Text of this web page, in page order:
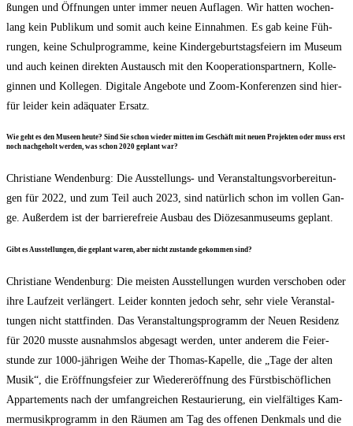
ßun­gen und Öff­nun­gen unter immer neu­en Auf­la­gen. Wir hat­ten wochen­
lang kein Publi­kum und somit auch kei­ne Ein­nah­men. Es gab kei­ne Füh­
run­gen, kei­ne Schul­pro­gram­me, kei­ne Kin­der­ge­burts­tags­fei­ern im Muse­um
und auch kei­nen direk­ten Aus­tausch mit den Koope­ra­ti­ons­part­nern, Kol­le­
gin­nen und Kol­le­gen. Digi­ta­le Ange­bo­te und Zoom-Kon­fe­ren­zen sind hier­
für lei­der kein adäqua­ter Ersatz.
Wie geht es den Muse­en heu­te? Sind Sie schon wie­der mit­ten im Geschäft mit neu­en Pro­jek­ten oder muss erst
noch nach­ge­holt wer­den, was schon 2020 geplant war?
Chris­tia­ne Wen­den­burg: Die Aus­stel­lungs- und Ver­an­stal­tungs­vor­be­rei­tun­
gen für 2022, und zum Teil auch 2023, sind natür­lich schon im vol­len Gan­
ge. Außer­dem ist der bar­rie­re­freie Aus­bau des Diö­ze­san­mu­se­ums geplant.
Gibt es Aus­stel­lun­gen, die geplant waren, aber nicht zustan­de gekom­men sind?
Chris­tia­ne Wen­den­burg: Die meis­ten Aus­stel­lun­gen wur­den ver­scho­ben oder
ihre Lauf­zeit ver­län­gert. Lei­der konn­ten jedoch sehr, sehr vie­le Ver­an­stal­
tun­gen nicht statt­fin­den. Das Ver­an­stal­tungs­pro­gramm der Neu­en Resi­denz
für 2020 muss­te aus­nahms­los abge­sagt wer­den, unter ande­rem die Fei­er­
stun­de zur 1000-jäh­ri­gen Wei­he der Tho­mas-Kapel­le, die „Tage der alten
Musik“, die Eröff­nungs­fei­er zur Wie­der­eröff­nung des Fürst­bi­schöf­li­chen
Appar­te­ments nach der umfang­rei­chen Restau­rie­rung, ein viel­fäl­ti­ges Kam­
mer­mu­sik­pro­gramm in den Räu­men am Tag des offe­nen Denk­mals und die